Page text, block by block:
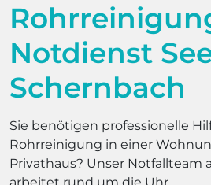
Notdienst
Schernbach
Sie benötigen professionelle
Rohrreinigung in einer
Privathaus? Unser Notfallteam